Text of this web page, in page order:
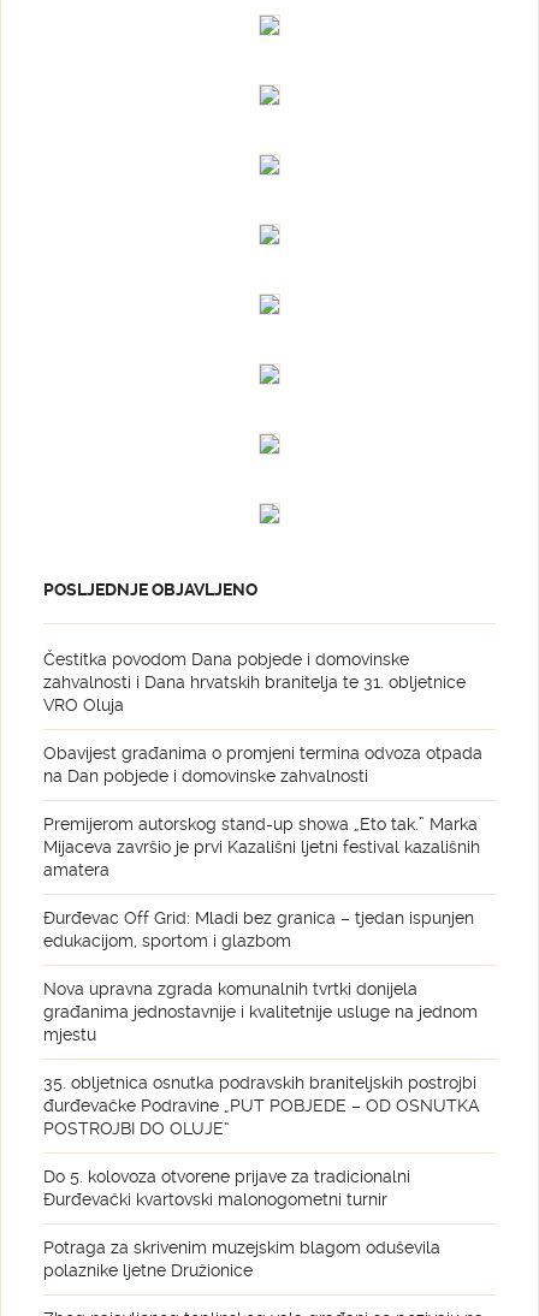
POSLJEDNJE OBJAVLJENO
Čestitka povodom Dana pobjede i domovinske
zahvalnosti i Dana hrvatskih branitelja te 31. obljetnice
VRO Oluja
Obavijest građanima o promjeni termina odvoza otpada
na Dan pobjede i domovinske zahvalnosti
Premijerom autorskog stand-up showa „Eto tak.” Marka
Mijaceva završio je prvi Kazališni ljetni festival kazališnih
amatera
Đurđevac Off Grid: Mladi bez granica – tjedan ispunjen
edukacijom, sportom i glazbom
Nova upravna zgrada komunalnih tvrtki donijela
građanima jednostavnije i kvalitetnije usluge na jednom
mjestu
35. obljetnica osnutka podravskih braniteljskih postrojbi
đurđevačke Podravine „PUT POBJEDE – OD OSNUTKA
POSTROJBI DO OLUJE“
Do 5. kolovoza otvorene prijave za tradicionalni
Đurđevački kvartovski malonogometni turnir
Potraga za skrivenim muzejskim blagom oduševila
polaznike ljetne Družionice